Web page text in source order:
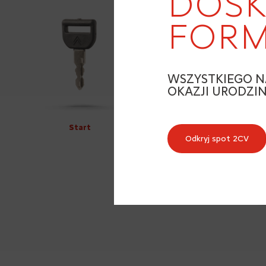
WSZYSTKIEGO
OKAZJI URODZIN
Odkryj spot 2CV
Start